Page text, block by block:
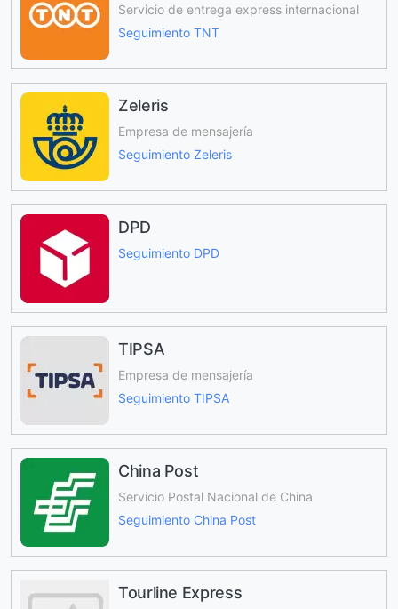
Servicio de entrega express internacional
Seguimiento TNT
Zeleris
Empresa de mensajería
Seguimiento Zeleris
DPD
Seguimiento DPD
TIPSA
Empresa de mensajería
Seguimiento TIPSA
China Post
Servicio Postal Nacional de China
Seguimiento China Post
Tourline Express